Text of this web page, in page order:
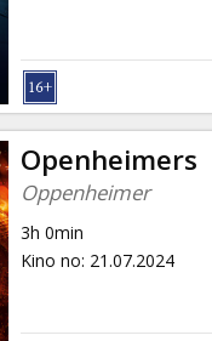
Openheimers
Oppenheimer
3h 0min
Kino no: 21.07.2024